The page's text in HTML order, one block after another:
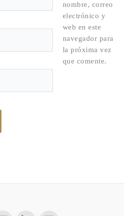
nombre, correo
electrónico y
web en este
navegador para
la próxima vez
que comente.